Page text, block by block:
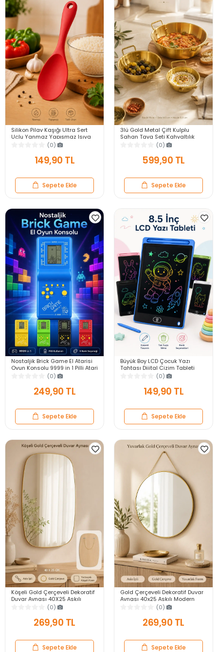
Silikon Pilav Kaşığı Ultra Sert
Uçlu Yanmaz Yapışmaz Isıya
Dayanıklı Kırmızı Servis Yemek
(0)
149,90 TL
Sepete Ekle
3lü Gold Metal Çift Kulplu
Sahan Tava Seti Kahvaltılık
Meze Menemen Mutfak Sofra
Sunum Kabı Seti
(0)
599,90 TL
Sepete Ekle
Nostaljik Brick Game El Atarisi
Oyun Konsolu 9999 in 1 Pilli Atari
Eğlenceli Çocuk Oyuncağı
(0)
249,90 TL
Sepete Ekle
Büyük Boy LCD Çocuk Yazı
Tahtası Dijital Çizim Tableti
Kalemli Silinebilir 8.5′ Oyuncak
(0)
149,90 TL
Sepete Ekle
Köşeli Gold Çerçeveli Dekoratif
Duvar Aynası 40X25 Askılı
Modern Salon Antre Banyo
Yatak Odası Ayna
(0)
269,90 TL
Sepete Ekle
Gold Çerçeveli Dekoratif Duvar
Aynası 40x25 Askılı Modern
Salon Antre Banyo Yatak Odası
(0)
269,90 TL
Sepete Ekle